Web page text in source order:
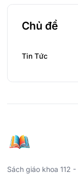
Chủ đề
Tin Tức
Sách giáo khoa 112